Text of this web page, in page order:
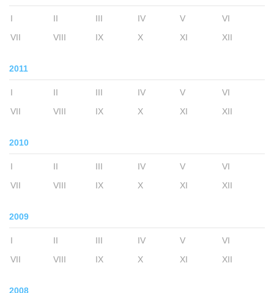
I II III IV V
VI
VII
VIII IX X XI XII
2011
I II III IV V
VI
VII
VIII IX X XI XII
2010
I II III IV V
VI
VII
VIII IX X XI XII
2009
I II III IV V
VI
VII
VIII IX X XI XII
2008